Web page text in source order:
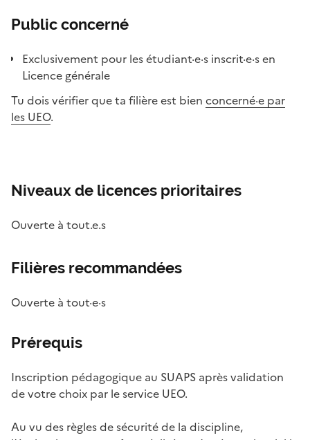
Public concerné
Exclusivement pour les étudiant·e·s inscrit·e·s en
Licence générale
Tu dois vérifier que ta filière est bien concerné·e par
les UEO.
Niveaux de licences prioritaires
Ouverte à tout.e.s
Filières recommandées
Ouverte à tout·e·s
Prérequis
Inscription pédagogique au SUAPS après validation
de votre choix par le service UEO.
Au vu des règles de sécurité de la discipline,